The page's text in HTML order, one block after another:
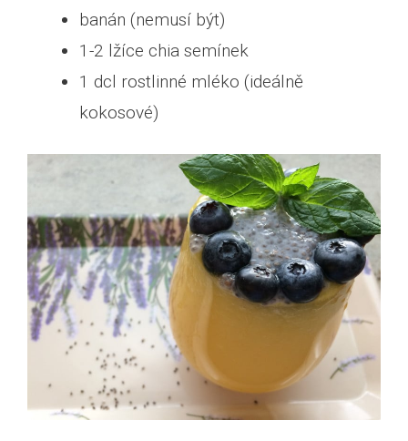
banán (nemusí být)
1-2 lžíce chia semínek
1 dcl rostlinné mléko (ideálně
kokosové)